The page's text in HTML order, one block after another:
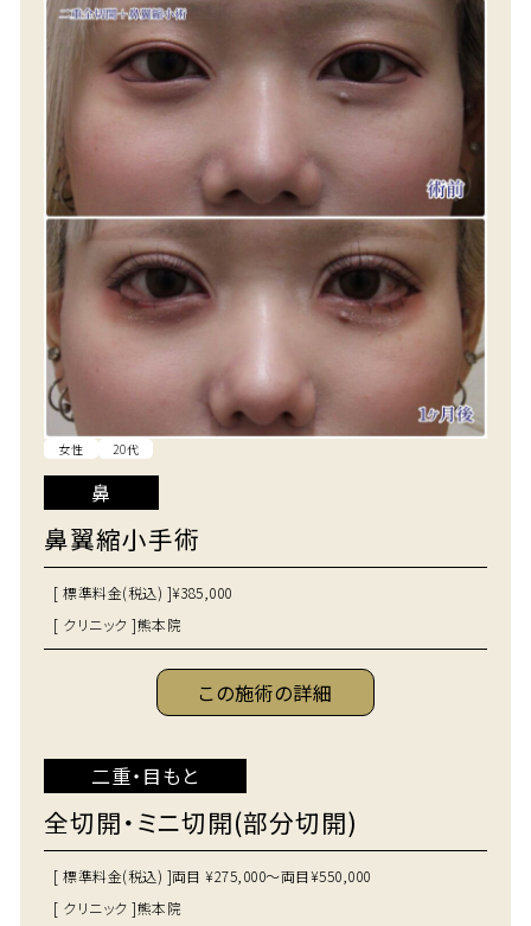
女性 20代
鼻
鼻翼縮小手術
[ 標準料金(税込) ]¥385,000
[ クリニック ]熊本院
この施術の詳細
二重・目もと
全切開・ミニ切開(部分切開)
[ 標準料金(税込) ]両目 ¥275,000～両目¥550,000
[ クリニック ]熊本院